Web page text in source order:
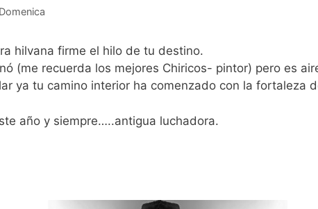
Domenica
hilvana firme el hilo de tu destino.
(me recuerda los mejores Chiricos- pintor) pero es
ya tu camino interior ha comenzado con la fortaleza
año y siempre…..antigua luchadora.